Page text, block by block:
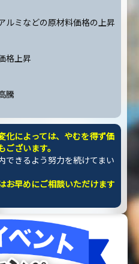
ルミなどの原材料価格の上昇
格上昇
騰
化によっては、やむを得ず価
ざいます。
できるよう努力を続けてまい
お早めにご相談いただけます